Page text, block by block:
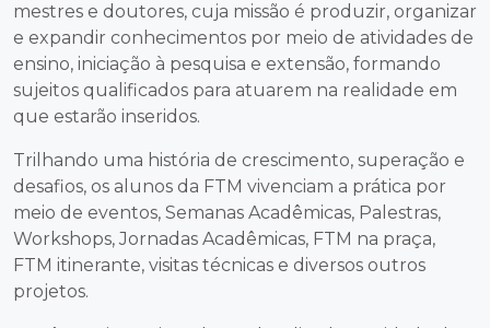
mestres e doutores, cuja missão é produzir, organizar
e expandir conhecimentos por meio de atividades de
ensino, iniciação à pesquisa e extensão, formando
sujeitos qualificados para atuarem na realidade em
que estarão inseridos.
Trilhando uma história de crescimento, superação e
desafios, os alunos da FTM vivenciam a prática por
meio de eventos, Semanas Acadêmicas, Palestras,
Workshops, Jornadas Acadêmicas, FTM na praça,
FTM itinerante, visitas técnicas e diversos outros
projetos.